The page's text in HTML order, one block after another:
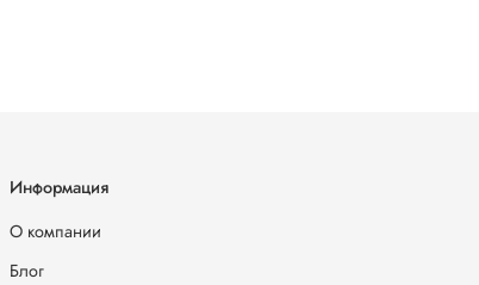
Информация
О компании
Блог